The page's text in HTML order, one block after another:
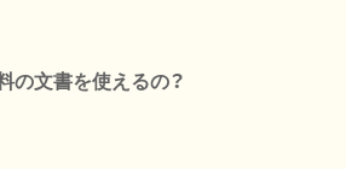
の文書を使えるの？